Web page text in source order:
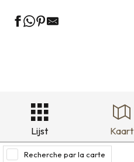
Lijst Kaart
Recherche par la carte